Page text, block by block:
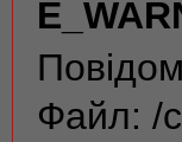
Файл: /